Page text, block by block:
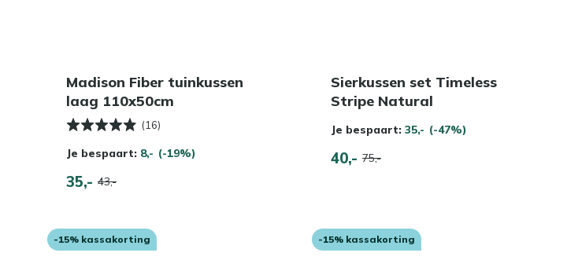
Madison Fiber tuinkussen
laag 110x50cm
(16)
Je bespaart: 8,- (-19%)
35,- 43,-
Sierkussen set Timeless
Stripe Natural
Je bespaart: 35,- (-47%)
40,- 75,-
-15% kassakorting -15% kassakorting